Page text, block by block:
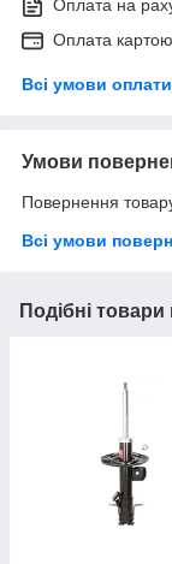
Оплата на
Оплата
Всі умови оплати
Умови
Повернення
Всі умови
Подібні товари